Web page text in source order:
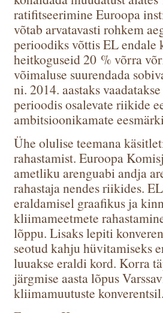
ratifitseerimine Euroopa
võtab arvatavasti rohkem
perioodiks võttis EL endale
heitkoguseid 20 % võrra
võimaluse suurendada
ni. 2014. aastaks
perioodis osalevate riikide
ambitsioonikamate
Ühe olulise teemana
rahastamist. Euroopa
ametliku arenguabi andja
rahastaja nendes riikides.
eraldamisel graafikus ja
kliimameetmete
lõppu. Lisaks lepiti
seotud kahju hüvitamiseks
luuakse eraldi kord. Korra
järgmise aasta lõpus
kliimamuutuste